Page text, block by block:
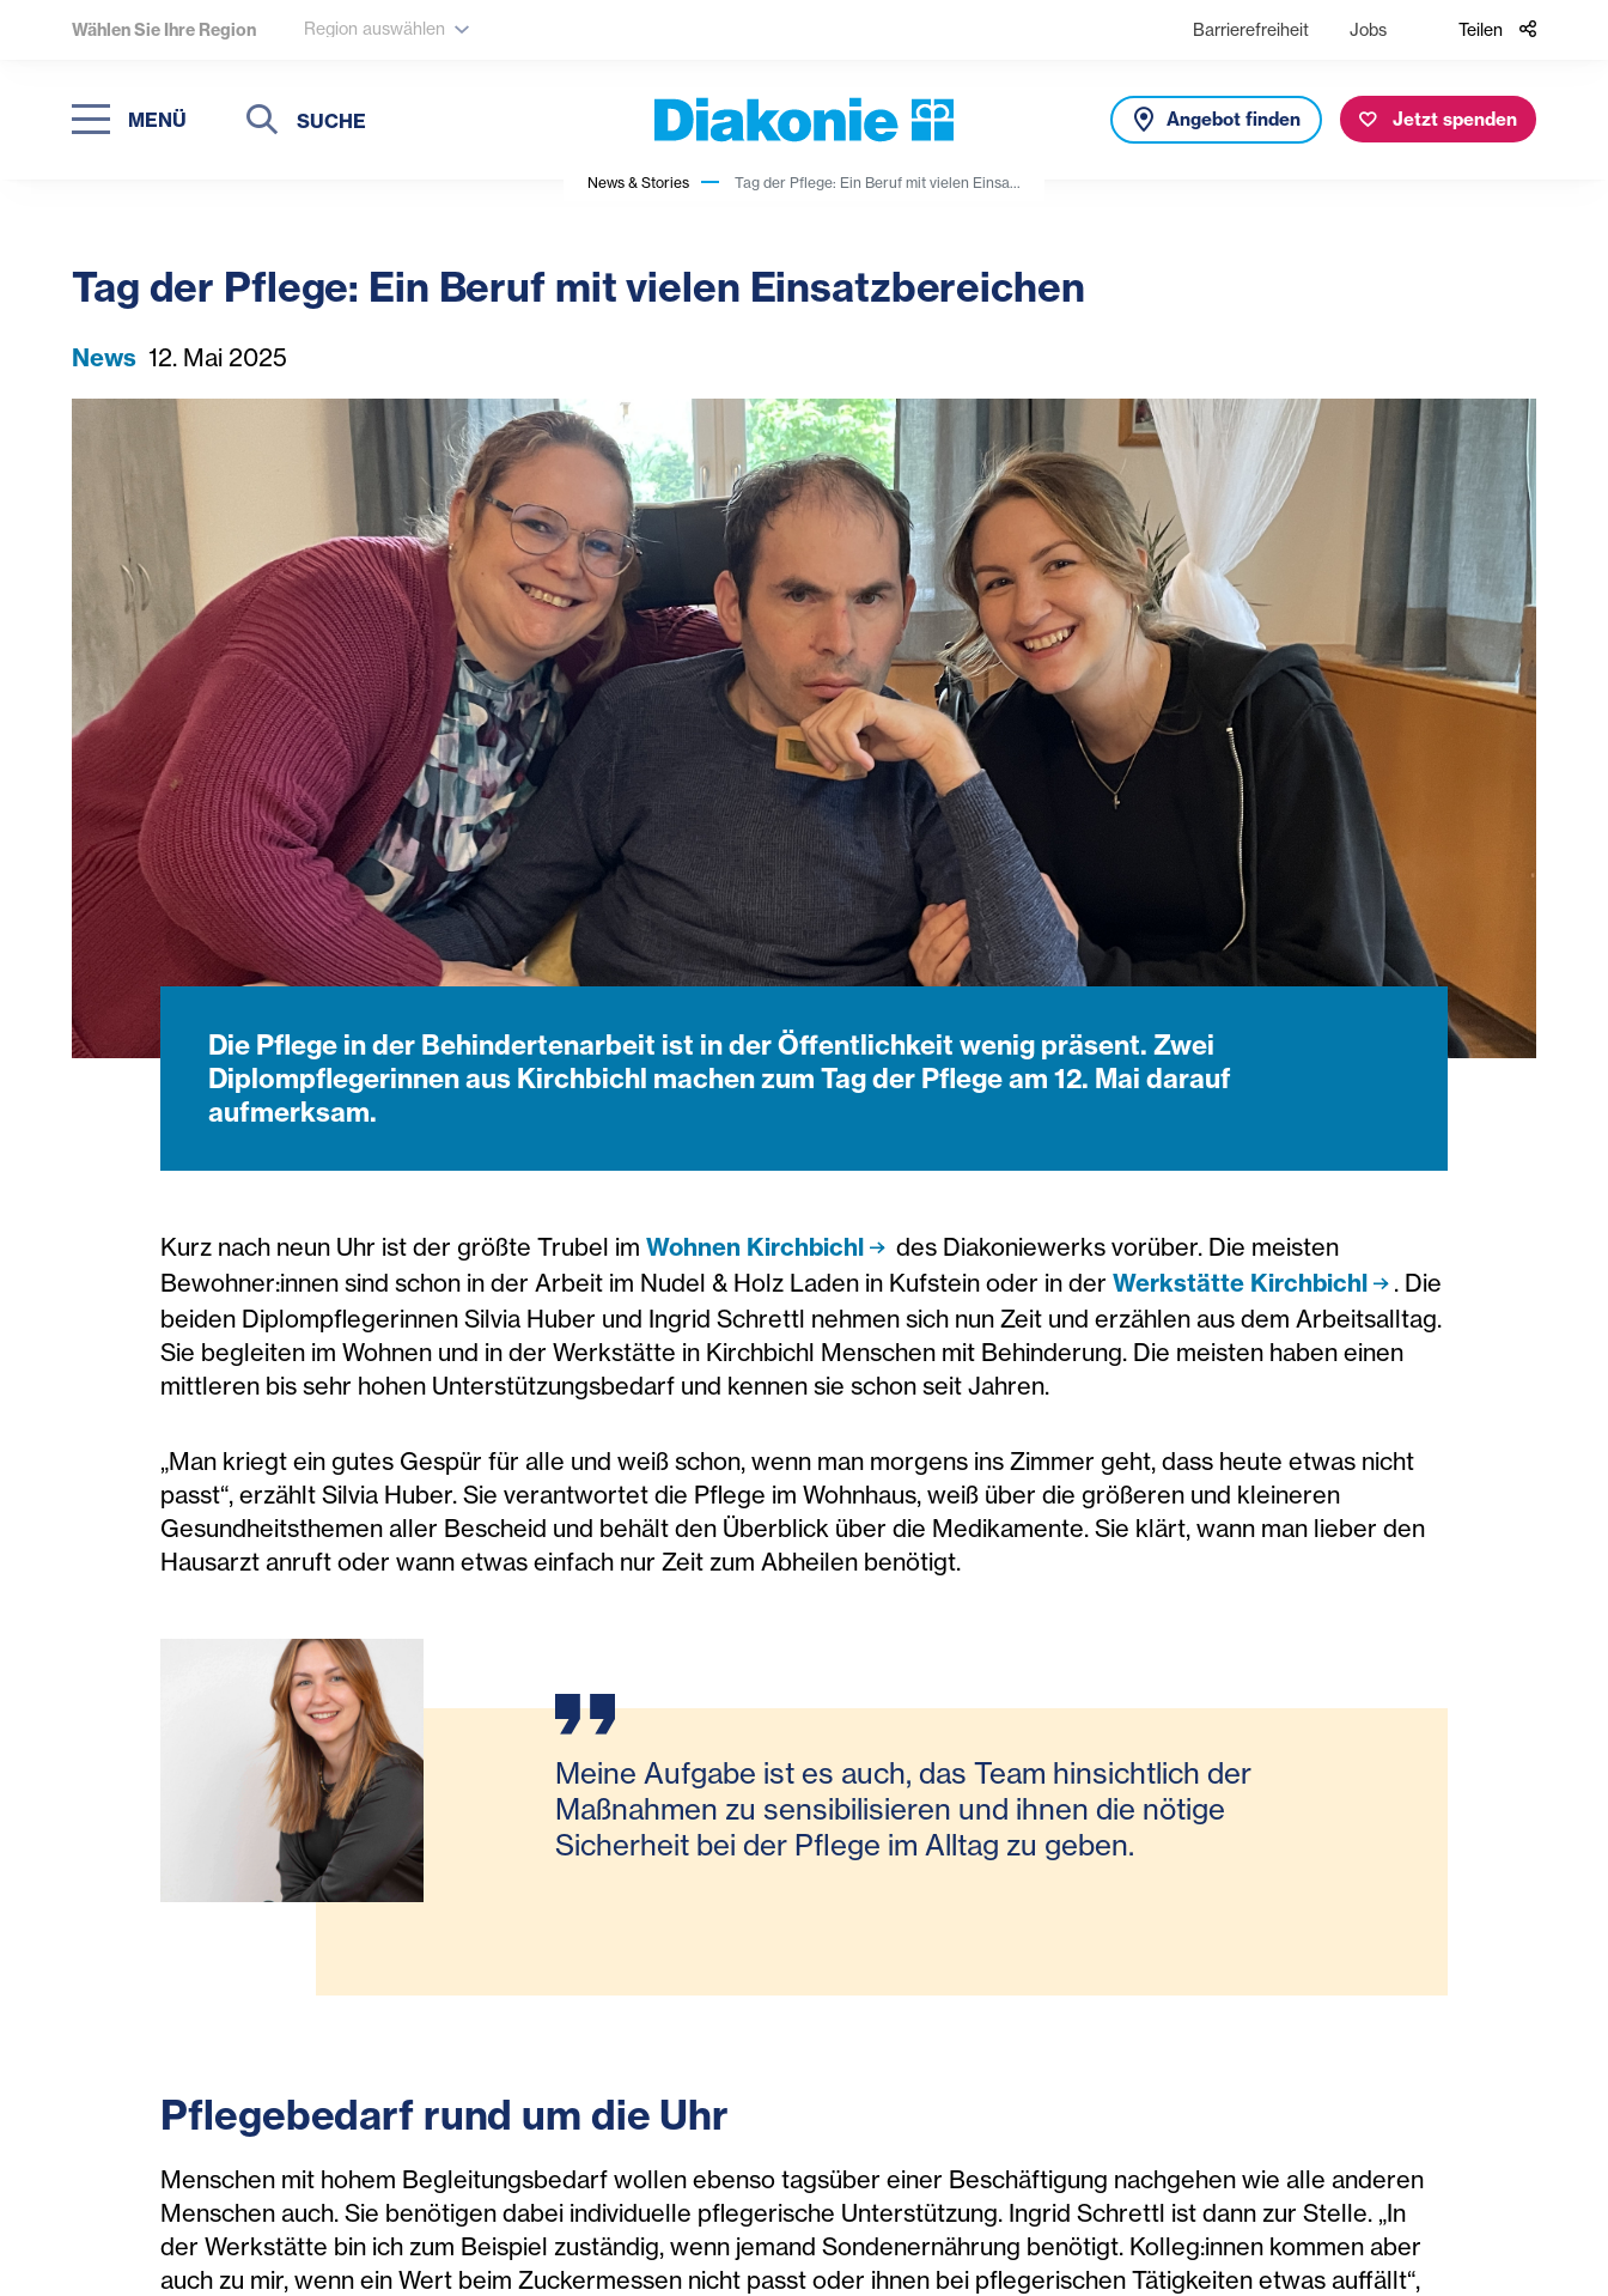
Wählen Sie Ihre Region Region auswählen Barrierefreiheit Jobs Teilen
MENÜ
Suche
Suche
Angebot finden Jetzt spenden
News & Stories Tag der Pflege: Ein Beruf mit vielen Einsa...
Tag der Pflege: Ein Beruf mit vielen Einsatzbereichen
News 12. Mai 2025
Die Pflege in der Behindertenarbeit ist in der Öffentlichkeit wenig präsent. Zwei
Diplompflegerinnen aus Kirchbichl machen zum Tag der Pflege am 12. Mai darauf
aufmerksam.
Kurz nach neun Uhr ist der größte Trubel im Wohnen Kirchbichl
des Diakoniewerks vorüber. Die meisten
Bewohner:innen sind schon in der Arbeit im Nudel & Holz Laden in Kufstein oder in derWerkstätte Kirchbichl
. Die
beiden Diplompflegerinnen Silvia Huber und Ingrid Schrettl nehmen sich nun Zeit und erzählen aus dem Arbeitsalltag.
Sie begleiten im Wohnen und in der Werkstätte in Kirchbichl Menschen mit Behinderung. Die meisten haben einen
mittleren bis sehr hohen Unterstützungsbedarf und kennen sie schon seit Jahren.
„Man kriegt ein gutes Gespür für alle und weiß schon, wenn man morgens ins Zimmer geht, dass heute etwas nicht
passt“, erzählt Silvia Huber. Sie verantwortet die Pflege im Wohnhaus, weiß über die größeren und kleineren
Gesundheitsthemen aller Bescheid und behält den Überblick über die Medikamente. Sie klärt, wann man lieber den
Hausarzt anruft oder wann etwas einfach nur Zeit zum Abheilen benötigt.
Meine Aufgabe ist es auch, das Team hinsichtlich der
Maßnahmen zu sensibilisieren und ihnen die nötige
Sicherheit bei der Pflege im Alltag zu geben.
Pflegebedarf rund um die Uhr
Menschen mit hohem Begleitungsbedarf wollen ebenso tagsüber einer Beschäftigung nachgehen wie alle anderen
Menschen auch. Sie benötigen dabei individuelle pflegerische Unterstützung. Ingrid Schrettl ist dann zur Stelle. „In
der Werkstätte bin ich zum Beispiel zuständig, wenn jemand Sondenernährung benötigt. Kolleg:innen kommen aber
auch zu mir, wenn ein Wert beim Zuckermessen nicht passt oder ihnen bei pflegerischen Tätigkeiten etwas auffällt“,